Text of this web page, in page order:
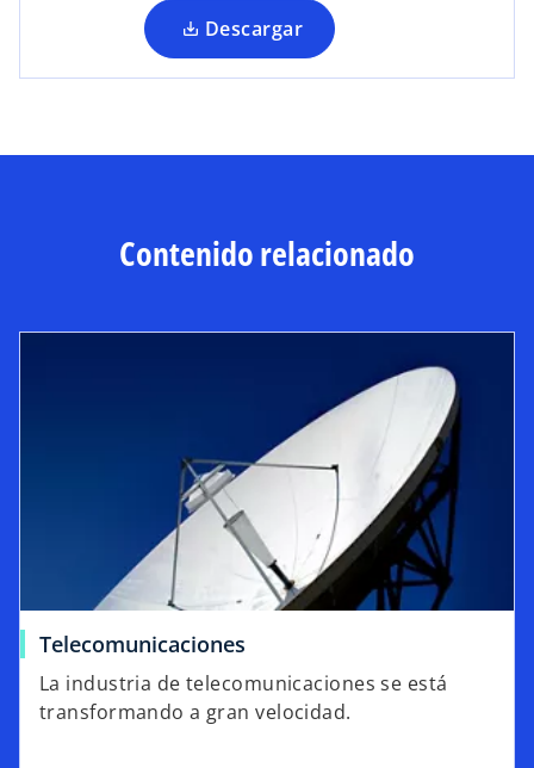
Descargar
e
s
ñ
u
e
a
Contenido relacionado
Telecomunicaciones
La industria de telecomunicaciones se está
transformando a gran velocidad.